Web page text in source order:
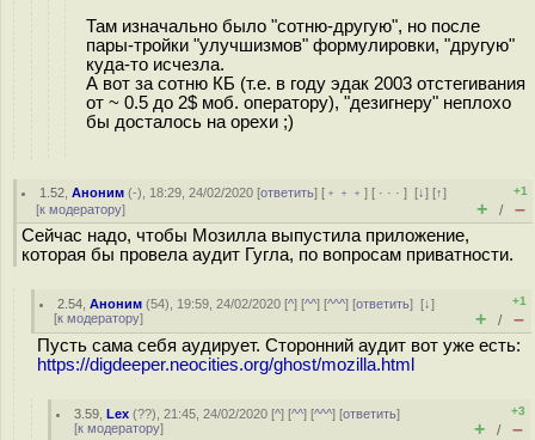
Там изначально было "сотню-другую", но после
пары-тройки "улучшизмов" формулировки, "другую"
куда-то исчезла.
А вот за сотню КБ (т.е. в году эдак 2003 отстегивания
от ~ 0.5 до 2$ моб. оператору), "дезигнеру" неплохо
бы досталось на орехи ;)
1.52 ,Аноним (-), 18:29, 24/02/2020 [ответить] [ ﹢﹢﹢] [ · · ·][↓] [↑]
[к модератору]
+1
+ / –
Сейчас надо, чтобы Мозилла выпустила приложение,
которая бы провела аудит Гугла, по вопросам приватности.
2.54 ,Аноним (54), 19:59, 24/02/2020 [^] [^^] [^^^] [ответить][↓]
[к модератору]
+1
+ / –
Пусть сама себя аудирует. Сторонний аудит вот уже есть:
https://digdeeper.neocities.org/ghost/mozilla.html
3.59 ,Lex (??), 21:45, 24/02/2020 [^] [^^] [^^^] [ответить]
[к модератору]
+3
+ / –